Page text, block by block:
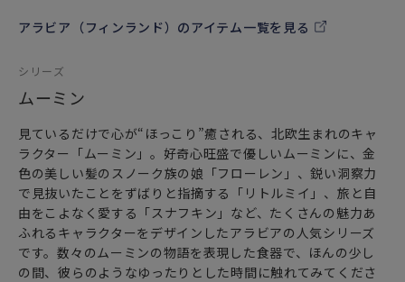
ど、北欧（北部ヨーロッパ）で広くみられる北欧雑貨を中心
とした北欧家具や北欧食器達。フィンランドの大自然で育ま
れ、またフィンランド最大の窯である“アラビア
（ARABIA）”社のテーブルウェア“北欧食器”は、言わずと知
れた北欧インテリアの必須アイテムです。
「ご使用上の注意」
電子レンジ・オーブン・食器洗い乾燥機・フリーザーでの使
用OKです。（直火にはご使用いただけません。）
アラビア（フィンランド）のアイテム一覧を見る
シリーズ
ムーミン
見ているだけで心が“ほっこり”癒される、北欧生まれのキャ
ラクター「ムーミン」。好奇心旺盛で優しいムーミンに、金
色の美しい髪のスノーク族の娘「フローレン」、鋭い洞察力
で見抜いたことをずばりと指摘する「リトルミイ」、旅と自
由をこよなく愛する「スナフキン」など、たくさんの魅力あ
ふれるキャラクターをデザインしたアラビアの人気シリーズ
です。数々のムーミンの物語を表現した食器で、ほんの少し
の間、彼らのようなゆったりとした時間に触れてみてくださ